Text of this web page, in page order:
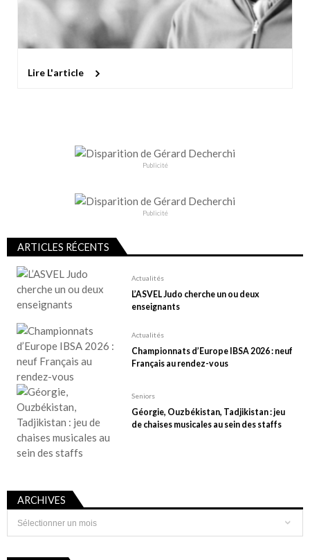
Lire L'article
Publicité
Publicité
ARTICLES RÉCENTS
Actualités
L’ASVEL Judo cherche un ou deux
enseignants
Actualités
Championnats d’Europe IBSA 2026 : neuf
Français au rendez-vous
Seniors
Géorgie, Ouzbékistan, Tadjikistan : jeu
de chaises musicales au sein des staffs
ARCHIVES
Archives